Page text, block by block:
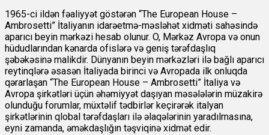
1965-ci ildən fəaliyyət göstərən “The European House –
Ambrosetti” İtaliyanın idarəetmə-məsləhət xidməti sahəsində
aparıcı beyin mərkəzi hesab olunur. O, Mərkəz Avropa və onun
hüdudlarından kənarda ofislərə və geniş tərəfdaşlıq
şəbəkəsinə malikdir. Dünyanın beyin mərkəzləri ilə bağlı aparıcı
reytinqlərə əsasən İtaliyada birinci və Avropada ilk onluqda
qərarlaşan “The European House – Ambrosetti” İtaliya və
Avropa şirkətləri üçün əhəmiyyət daşıyan məsələlərin müzakirə
olunduğu forumlar, müxtəlif tədbirlər keçirərək italyan
şirkətlərinin qlobal tərəfdaşları ilə əlaqələrinin yaradılmasına,
eyni zamanda, əməkdaşlığın təşviqinə xidmət edir.